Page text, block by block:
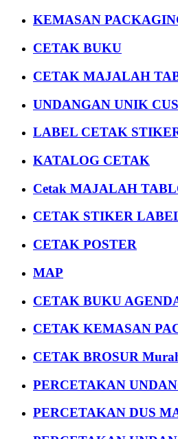
KEMASAN
CETAK BUKU
CETAK MAJALAH
UNDANGAN UNIK
LABEL CETAK
KATALOG CETAK
Cetak MAJALAH
CETAK STIKER
CETAK POSTER
MAP
CETAK BUKU
CETAK KEMASAN
CETAK BROSUR
PERCETAKAN
PERCETAKAN DUS